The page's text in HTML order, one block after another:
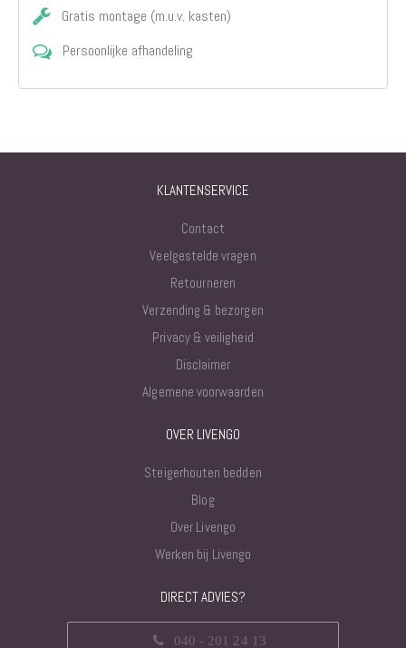
Gratis montage (m.u.v. kasten)
Persoonlijke afhandeling
KLANTENSERVICE
Contact
Veelgestelde vragen
Retourneren
Verzending & bezorgen
Privacy & veiligheid
Disclaimer
Algemene voorwaarden
OVER LIVENGO
Steigerhouten bedden
Blog
Over Livengo
Werken bij Livengo
DIRECT ADVIES?
040 - 201 24 13